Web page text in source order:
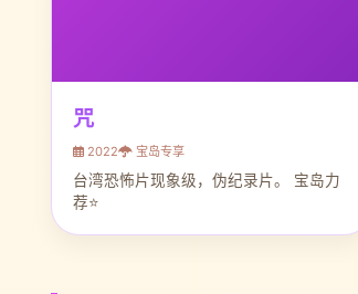
咒
2022 宝岛专享
台湾恐怖片现象级，伪纪录片。 宝岛力
荐⭐